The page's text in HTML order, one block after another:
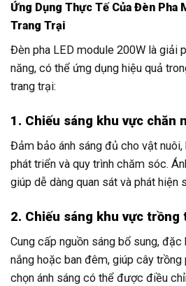
Ứng Dụng Thực Tế Của Đèn Pha
Trang Trại
Đèn pha LED module 200W là giải
năng, có thể ứng dụng hiệu quả
trang trại:
1. Chiếu sáng khu vực chăn
Đảm bảo ánh sáng đủ cho vật
phát triển và quy trình chăm sóc.
giúp dễ dàng quan sát và phát hiện
2. Chiếu sáng khu vực trồng
Cung cấp nguồn sáng bổ sung,
nắng hoặc ban đêm, giúp cây trồng
chọn ánh sáng có thể được điều